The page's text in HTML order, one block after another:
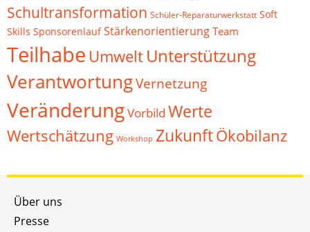
Schultransformation Schüler-Reparaturwerkstatt Soft
Skills Sponsorenlauf Stärkenorientierung Team
Teilhabe Umwelt Unterstützung
VerantwortungVernetzung
VeränderungVorbild Werte
Wertschätzung Workshop ZukunftÖkobilanz
Über uns
Presse